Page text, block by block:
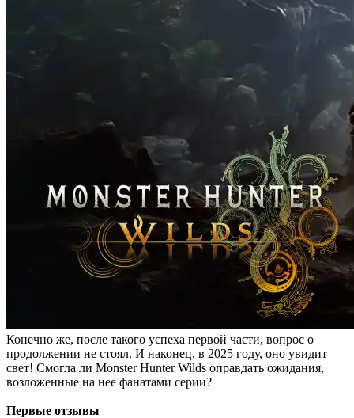
Конечно же, после такого успеха первой части, вопрос о
продолжении не стоял. И наконец, в 2025 году, оно увидит
свет! Смогла ли Monster Hunter Wilds оправдать ожидания,
возложенные на нее фанатами серии?
Первые отзывы